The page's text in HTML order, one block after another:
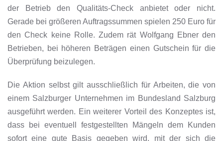
der Betrieb den Qualitäts-Check anbietet oder nicht.
Gerade bei größeren Auftragssummen spielen 250 Euro für
den Check keine Rolle. Zudem rät Wolfgang Ebner den
Betrieben, bei höheren Beträgen einen Gutschein für die
Überprüfung beizulegen.
Die Aktion selbst gilt ausschließlich für Arbeiten, die von
einem Salzburger Unternehmen im Bundesland Salzburg
ausgeführt werden. Ein weiterer Vorteil des Konzeptes ist,
dass bei eventuell festgestellten Mängeln dem Kunden
sofort eine gute Basis gegeben wird, mit der sich die